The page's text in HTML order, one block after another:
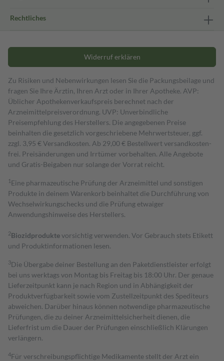
Rechtliches
Widerruf erklären
Zu Risiken und Nebenwirkungen lesen Sie die Packungsbeilage und
fragen Sie Ihre Ärztin, Ihren Arzt oder in Ihrer Apotheke. AVP:
Üblicher Apothekenverkaufspreis berechnet nach der
Arzneimittelpreisverordnung. UVP: Unverbindliche
Preisempfehlung des Herstellers. Die angegebenen Preise
beinhalten die gesetzlich vorgeschriebene Mehrwertsteuer, ggf.
zzgl. 3,95 € Versandkosten. Ab 29,00 € Bestell­wert versand­kosten­
frei. Preisänderungen und Irrtümer vorbehalten. Alle Angebote
und Gratis-Beigaben nur solange der Vorrat reicht.
1 Eine pharmazeutische Prüfung der Arzneimittel und sonstigen
Produkte in deinem Warenkorb beinhaltet die Durchführung von
Wechselwirkungschecks und die Prüfung etwaiger
Anwendungshinweise des Herstellers.
2Biozidproduktevorsichtig verwenden. Vor Gebrauch stets Etikett
und Produktinformationen lesen.
3Die Übergabe deiner Bestellung an den Paketdienstleister erfolgt
bei uns werktags von Montag bis Freitag bis 18:00 Uhr. Der genaue
Lieferzeitpunkt kann je nach Region und in Abhängigkeit der
Produktverfügbarkeit sowie vom Zustellzeitpunkt des Spediteurs
abweichen. Darüber hinaus können notwendige pharmazeutische
Prüfungen, die zu deiner Arzneimittelsicherheit dienen, die
Lieferfrist um die Dauer der Prüfungen einschließlich Klärungen
verlängern.
4Für verschreibungspflichtige Medikamente stellt der Arzt ein